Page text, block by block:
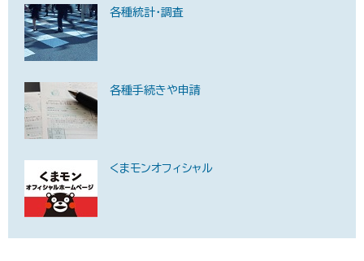
各種統計・調査
各種手続きや申請
くまモンオフィシャル